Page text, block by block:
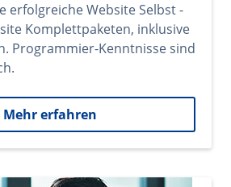
erfolgreiche Website Selbst -
Komplettpaketen, inklusive
Programmier-Kenntnisse sind
Mehr erfahren